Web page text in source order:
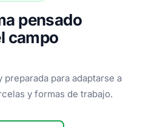
pensado
campo
para adaptarse a
y formas de trabajo.